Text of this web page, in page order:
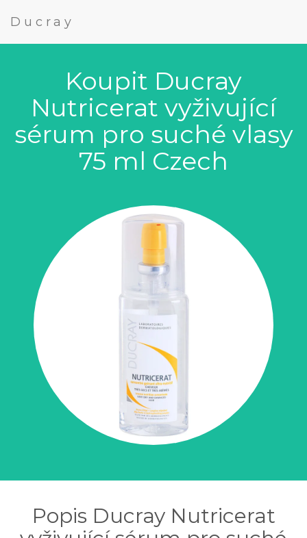
Ducray
Koupit Ducray
Nutricerat vyživující
sérum pro suché vlasy
75 ml Czech
Popis Ducray Nutricerat